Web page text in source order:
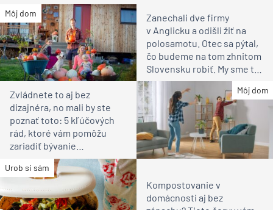
Môj dom
Zanechali dve firmy
v Anglicku a odišli žiť na
polosamotu. Otec sa pýtal,
čo budeme na tom zhnitom
Slovensku robiť. My sme to
videli inak, vravia
Môj dom
Zvládnete to aj bez
dizajnéra, no mali by ste
poznať toto: 5 kľúčových
rád, ktoré vám pomôžu
zariadiť bývanie
svojpomocne
Urob si sám
Kompostovanie v
domácnosti aj bez